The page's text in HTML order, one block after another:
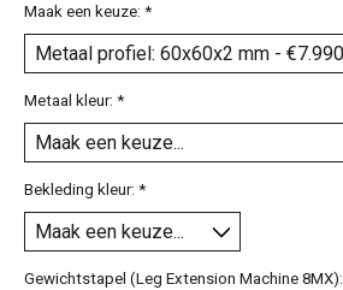
Maak een keuze: *
Metaal kleur: *
Bekleding kleur: *
Gewichtstapel (Leg Extension Machine 8MX):